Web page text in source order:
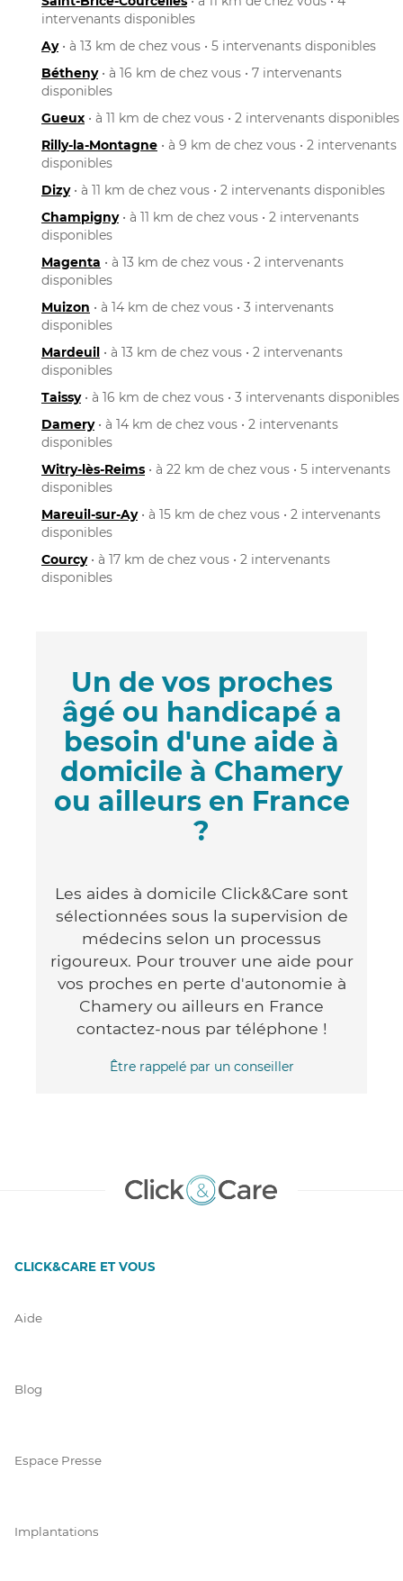
intervenants disponibles
Ay• à 13 km de chez vous • 5 intervenants disponibles
Bétheny• à 16 km de chez vous • 7 intervenants
disponibles
Gueux • à 11 km de chez vous • 2 intervenants disponibles
Rilly-la-Montagne • à 9 km de chez vous • 2 intervenants
disponibles
Dizy• à 11 km de chez vous • 2 intervenants disponibles
Champigny• à 11 km de chez vous • 2 intervenants
disponibles
Magenta • à 13 km de chez vous • 2 intervenants
disponibles
Muizon • à 14 km de chez vous • 3 intervenants
disponibles
Mardeuil • à 13 km de chez vous • 2 intervenants
disponibles
Taissy• à 16 km de chez vous • 3 intervenants disponibles
Damery• à 14 km de chez vous • 2 intervenants
disponibles
Witry-lès-Reims • à 22 km de chez vous • 5 intervenants
disponibles
Mareuil-sur-Ay• à 15 km de chez vous • 2 intervenants
disponibles
Courcy• à 17 km de chez vous • 2 intervenants
disponibles
Un de vos proches
âgé ou handicapé a
besoin d'une aide à
domicile à Chamery
ou ailleurs en France
?
Les aides à domicile Click&Care sont
sélectionnées sous la supervision de
médecins selon un processus
rigoureux. Pour trouver une aide pour
vos proches en perte d'autonomie à
Chamery ou ailleurs en France
contactez-nous par téléphone !
Être rappelé par un conseiller
CLICK&CARE ET VOUS
Aide
Blog
Espace Presse
Implantations